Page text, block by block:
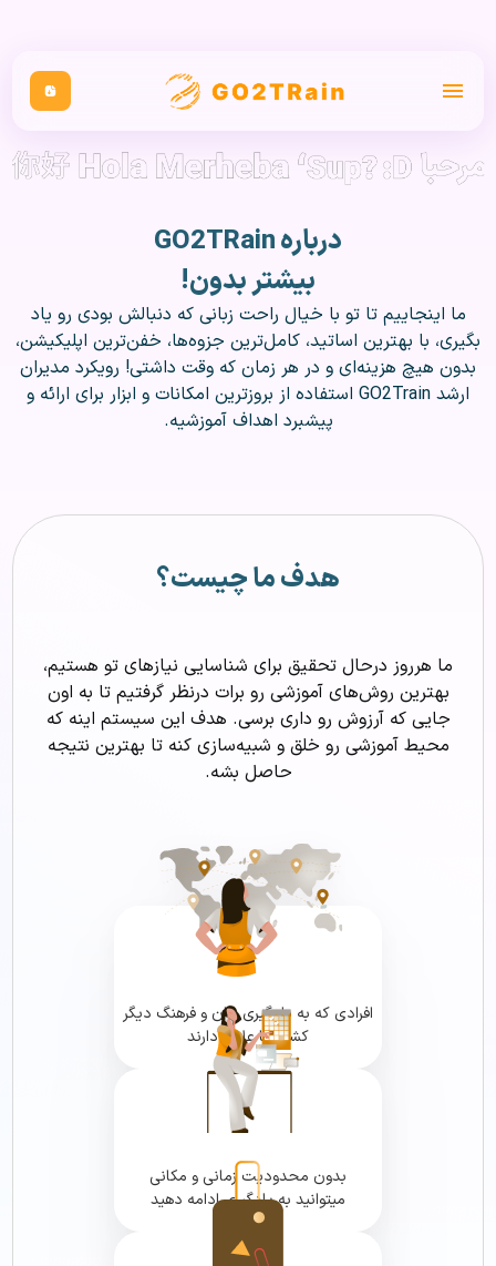
درباره GO2TRain
بیشتر بدون!
ما اینجاییم تا تو با خیال راحت زبانی‌ که دنبالش بودی رو یاد
بگیری، با بهترین اساتید، کامل‌ترین جزوه‌ها، خفن‌ترین اپلیکیشن،
بدون هیچ هزینه‌ای و در هر زمان که وقت داشتی! رویکرد مدیران
ارشد GO2Train استفاده از بروز‌ترین امکانات و ابزار برای ارائه و
پیشبرد اهداف آموزشیه.
هدف ما چیست؟
ما هرروز درحال تحقیق برای شناسایی نیازهای تو هستیم،
بهترین روش‌های آموزشی رو برات درنظر گرفتیم تا به اون
جایی که‌ آرزوش رو داری برسی. هدف این سیستم اینه که
محیط آموزشی رو خلق و شبیه‌سازی کنه تا بهترین نتیجه
حاصل بشه.
افرادی که به یادگیری زبان و فرهنگ دیگر
کشور ها علاقه دارند
بدون محدودیت زمانی و مکانی
میتوانید به یادگیری ادامه دهید